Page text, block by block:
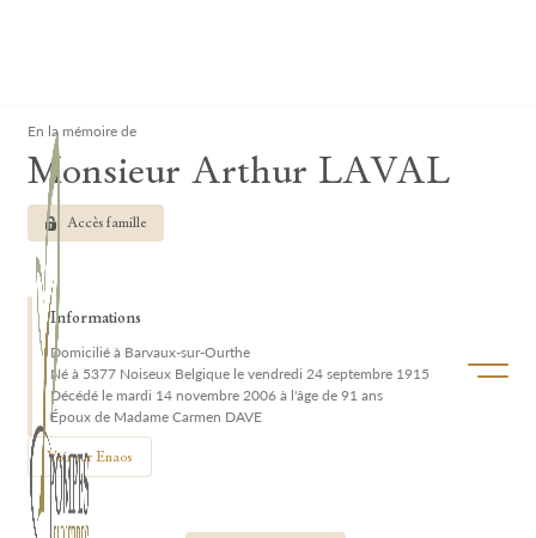
Ouvrir/
En la mémoire de
Monsieur Arthur LAVAL
Accès famille
Informations
Domicilié à Barvaux-sur-Ourthe
Né à 5377 Noiseux Belgique le vendredi 24 septembre 1915
Décédé le mardi 14 novembre 2006 à l'âge de 91 ans
Époux de Madame Carmen DAVE
Voir sur Enaos